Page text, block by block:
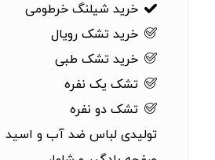
خرید شیلنگ خرطومی
خرید تشک رویال
خرید تشک طبی
تشک یک نفره
تشک دو نفره
تولیدی لباس ضد آب و اسید